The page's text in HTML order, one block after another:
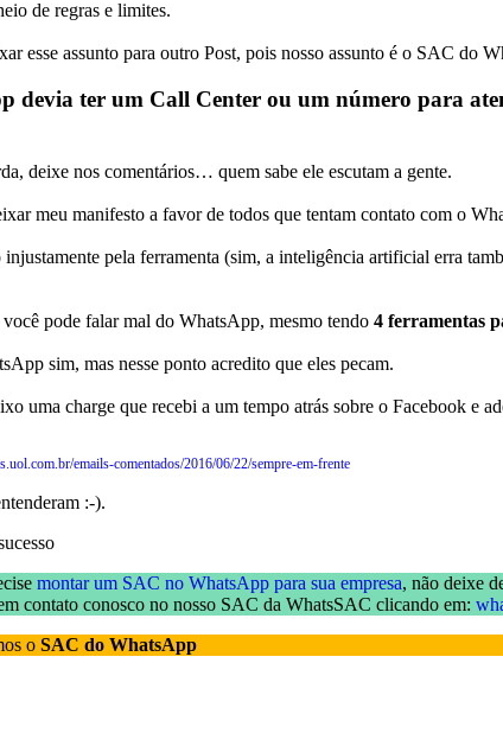
de regras e limites.
esse assunto para outro Post, pois nosso assunto é o SAC do
devia ter um Call Center ou um número para
deixe nos comentários… quem sabe ele escutam a gente.
meu manifesto a favor de todos que tentam contato com o
pela ferramenta (sim, a inteligência artificial erra
pode falar mal do WhatsApp, mesmo tendo 4 ferramentas
sim, mas nesse ponto acredito que eles pecam.
uma charge que recebi a um tempo atrás sobre o Facebook e
emails-comentados/2016/06/22/sempre-em-frente
:-).
montar um SAC no WhatsApp para sua empresa, não deixe
contato conosco no nosso SAC da WhatsSAC clicando em:
o SAC do WhatsApp